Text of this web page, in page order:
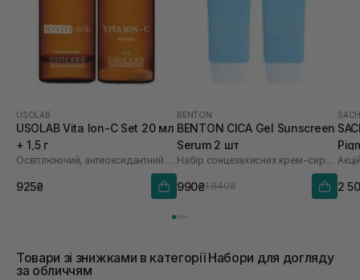
USOLAB
USOLAB Vita Ion-C Set 20 мл
+ 1,5 г
Освітлюючий, антиоксидантний та омолоджуючий набір
925₴
BENTON
BENTON CICA Gel Sunscreen
Serum 2 шт
Набір сонцезахисних крем-сироваток
990₴1 840₴ 2
Товари зі знижками в категорії Набори для догляду
за обличчям